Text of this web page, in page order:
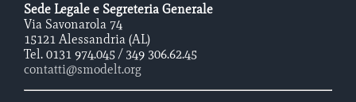
Sede Legale e Segreteria Generale
Via Savonarola 74
15121 Alessandria (AL)
Tel. 0131 974.045 / 349 306.62.45
contatti@smodelt.org